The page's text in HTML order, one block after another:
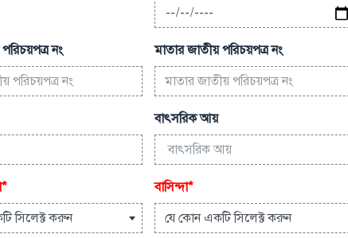
নং মাতার জাতীয় পরিচয়পত্র নং
বাৎসরিক আয়
*
সিলেক্ট করুন
বাসিন্দা*
যে কোন একটি সিলেক্ট করুন